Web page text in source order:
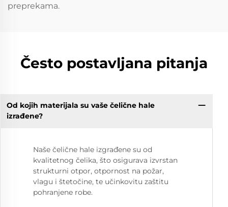
preprekama.
Često postavljana pitanja
Od kojih materijala su vaše čelične hale
izrađene?
Naše čelične hale izgrađene su od
kvalitetnog čelika, što osigurava izvrstan
strukturni otpor, otpornost na požar,
vlagu i štetočine, te učinkovitu zaštitu
pohranjene robe.